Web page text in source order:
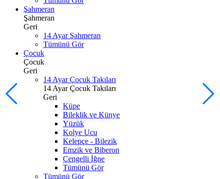
Şahmeran
Şahmeran
Geri
14 Ayar Şahmeran
Tümünü Gör
Çocuk
Çocuk
Geri
14 Ayar Çocuk Takıları
14 Ayar Çocuk Takıları
Geri
Küpe
Bileklik ve Künye
Yüzük
Kolye Ucu
Kelepçe - Bilezik
Emzik ve Biberon
Çengelli İğne
Tümünü Gör
Tümünü Gör